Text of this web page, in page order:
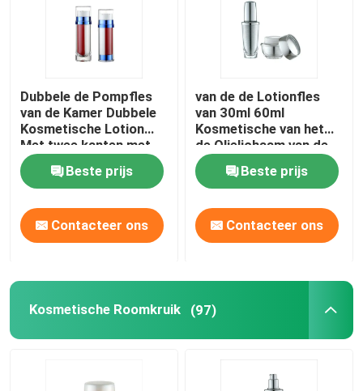
Aluminiumfles en Kruik
Plastiek Gelamineerde Buis
Plastic Schroefdeksel
Kosmetische Lotionpomp
Plastic Trekkerspuitbus
Dubbele de Pompfles
van de Kamer Dubbele
Kosmetische Lotion
Met twee kanten met
Duidelijk GLB
Beste prijs
Contacteer ons
van de de Lotionfles
van 30ml 60ml
Kosmetische van het
de Olielichaam van de
het Serumlotion de
PompflesBeste prijs
Contacteer ons
Kosmetische Roomkruik (97)